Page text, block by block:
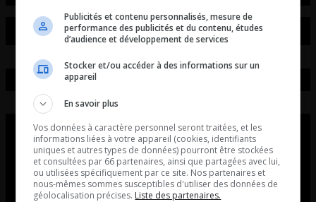
Publicités et contenu personnalisés, mesure de
performance des publicités et du contenu, études
d’audience et développement de services
Stocker et/ou accéder à des informations sur un
appareil
En savoir plus
Vos données à caractère personnel seront traitées, et les
informations liées à votre appareil (cookies, identifiants
uniques et autres types de données) pourront être stockées
et consultées par 66 partenaires, ainsi que partagées avec lui,
ou utilisées spécifiquement par ce site. Nos partenaires et
nous-mêmes sommes susceptibles d'utiliser des données de
géolocalisation précises. Liste des partenaires.